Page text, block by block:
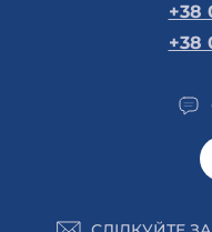
+38
+38